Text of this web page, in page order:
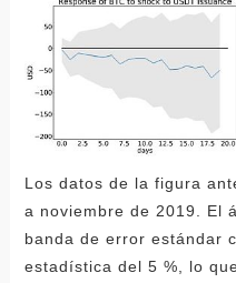
Los datos de la figura
a noviembre de 2019. El
banda de error estándar
estadística del 5 %, lo